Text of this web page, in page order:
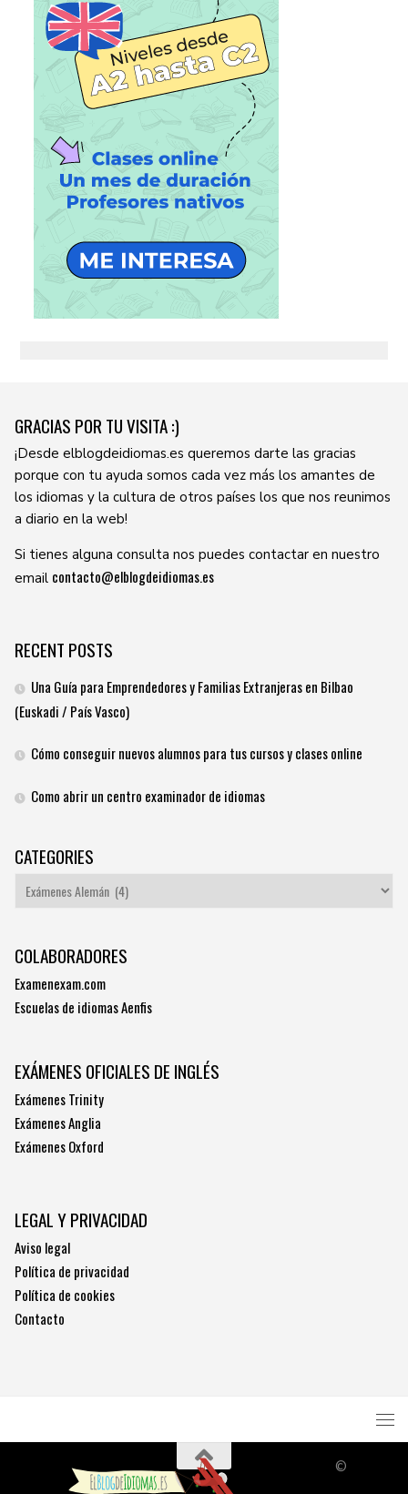
GRACIAS POR TU VISITA :)
¡Desde elblogdeidiomas.es queremos darte las gracias
porque con tu ayuda somos cada vez más los amantes de
los idiomas y la cultura de otros países los que nos reunimos
a diario en la web!
Si tienes alguna consulta nos puedes contactar en nuestro
email contacto@elblogdeidiomas.es
RECENT POSTS
Una Guía para Emprendedores y Familias Extranjeras en Bilbao
(Euskadi / País Vasco)
Cómo conseguir nuevos alumnos para tus cursos y clases online
Como abrir un centro examinador de idiomas
CATEGORIES
Categories
COLABORADORES
Examenexam.com
Escuelas de idiomas Aenfis
EXÁMENES OFICIALES DE INGLÉS
Exámenes Trinity
Exámenes Anglia
Exámenes Oxford
LEGAL Y PRIVACIDAD
Aviso legal
Política de privacidad
Política de cookies
Contacto
©